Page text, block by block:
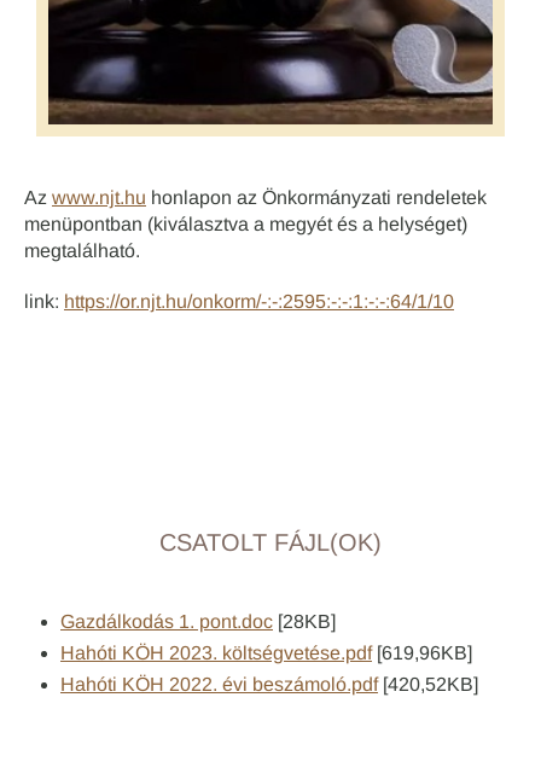
Az www.njt.hu honlapon az Önkormányzati rendeletek
menüpontban (kiválasztva a megyét és a helységet)
megtalálható.
link: https://or.njt.hu/onkorm/-:-:2595:-:-:1:-:-:64/1/10
CSATOLT FÁJL(OK)
Gazdálkodás 1. pont.doc [28KB]
Hahóti KÖH 2023. költségvetése.pdf[619,96KB]
Hahóti KÖH 2022. évi beszámoló.pdf[420,52KB]